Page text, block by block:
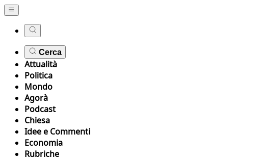
Cerca
Attualità
Politica
Mondo
Agorà
Podcast
Chiesa
Idee e Commenti
Economia
Rubriche